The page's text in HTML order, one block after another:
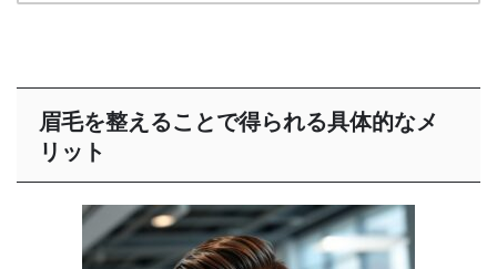
眉毛を整えることで得られる具体的なメ
リット